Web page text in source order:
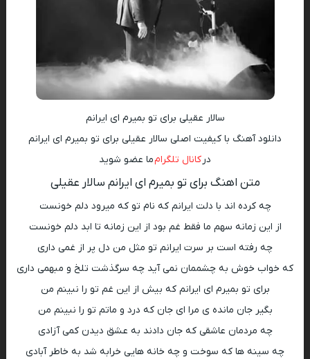
سالار عقیلی برای تو بمیرم ای ایرانم
دانلود آهنگ با کیفیت اصلی سالار عقیلی برای تو بمیرم ای ایرانم
در کانال تلگرامما عضو شوید
متن اهنگ برای تو بمیرم ای ایرانم سالار عقیلی
چه کرده اند با دلت ایرانم که نام تو که میرود دلم خونست
از این زمانه سهم ما فقط غم بود از این زمانه تا ابد دلم خونست
چه رفته است بر سرت ایرانم تو مثل من دل پر از غمی داری
که خواب خوش به چشممان نمی آید چه سرگذشت تلخ و مبهمی داری
برای تو بمیرم ای ایرانم که بیش از این غم تو را نبینم من
بگیر جان مانده ی مرا ای جان که درد و ماتم تو را نبینم من
چه مردمان عاشقی که جان دادند به عشق دیدن کمی آزادی
چه سینه ها که سوخت و چه خانه هایی خرابه شد به خاطر آبادی